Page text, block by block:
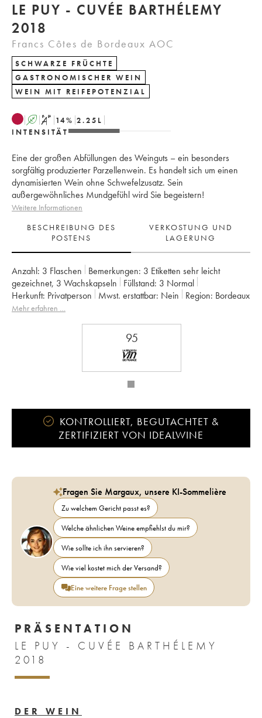
LE PUY - CUVÉE BARTHÉLEMY
2018
Francs Côtes de Bordeaux AOC
SCHWARZE FRÜCHTE
GASTRONOMISCHER WEIN
WEIN MIT REIFEPOTENZIAL
A S 14% 2.25 L
INTENSITÄT
Eine der großen Abfüllungen des Weinguts – ein besonders
sorgfältig produzierter Parzellenwein. Es handelt sich um einen
dynamisierten Wein ohne Schwefelzusatz. Sein
außergewöhnliches Mundgefühl wird Sie begeistern!
Weitere Informationen
BESCHREIBUNG DES
POSTENS
VERKOSTUNG UND
LAGERUNG
Anzahl: 3 Flaschen Bemerkungen: 3 Etiketten sehr leicht
gezeichnet, 3 Wachskapseln Füllstand: 3 Normal
Herkunft:
privatperson Mwst. erstattbar: nein Region:
Bordeaux
Appellation:
Mehr erfahren …
95
KONTROLLIERT, BEGUTACHTET &
ZERTIFIZIERT VON IDEALWINE
Fragen Sie Margaux, unsere KI-Sommelière
Zu welchem Gericht passt es?
Welche ähnlichen Weine empfiehlst du mir?
Wie sollte ich ihn servieren?
Wie viel kostet mich der Versand?
Eine weitere Frage stellen
PRÄSENTATION
LE PUY - CUVÉE BARTHÉLEMY
2018
DER WEIN